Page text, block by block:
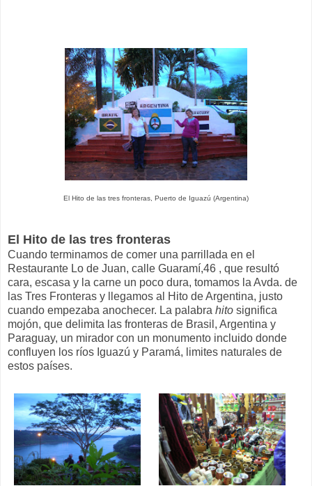
El Hito de las tres fronteras, Puerto de Iguazú (Argentina)
El Hito de las tres fronteras
Cuando terminamos de comer una parrillada en el
Restaurante Lo de Juan, calle Guaramí,46 , que resultó
cara, escasa y la carne un poco dura, tomamos la Avda. de
las Tres Fronteras y llegamos al Hito de Argentina, justo
cuando empezaba anochecer. La palabra hito significa
mojón, que delimita las fronteras de Brasil, Argentina y
Paraguay, un mirador con un monumento incluido donde
confluyen los ríos Iguazú y Paramá, limites naturales de
estos países.